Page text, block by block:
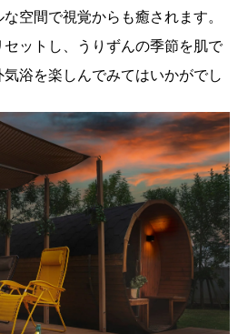
空間で視覚からも癒されます。
ットし、うりずんの季節を肌で
浴を楽しんでみてはいかがでし